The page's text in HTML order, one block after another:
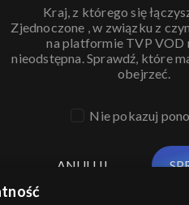
Kraj, z którego się
Zjednoczone , w związku z
na platformie TVP VOD
nieodstępna. Sprawdź, które
obejrzeć.
Nie pokazuj
ANULUJ